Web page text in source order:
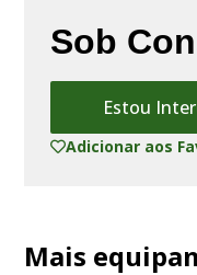
Sob
Estou
Adicionar aos
Mais